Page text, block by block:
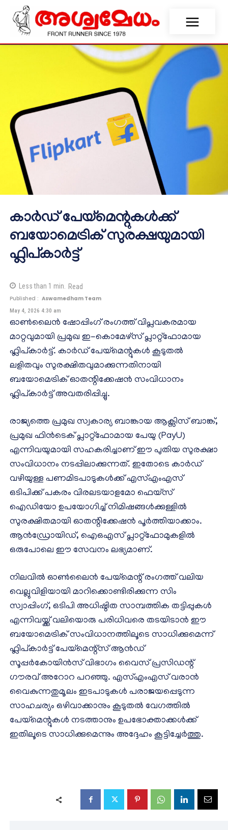
കാർഡ് പേയ്‌മെന്റുകൾക്ക്
ബയോമെട്രിക് സുരക്ഷയുമായി
ഫ്ലിപ്കാർട്ട്
Less than 1 min. Read
Published : Aswamedham Team
May 4, 2026 4:30 am
ഓൺലൈൻ ഷോപ്പിംഗ് രംഗത്ത് വിപ്ലവകരമായ
മാറ്റവുമായി പ്രമുഖ ഇ-കൊമേഴ്‌സ് പ്ലാറ്റ്‌ഫോമായ
ഫ്ലിപ്കാർട്ട്. കാർഡ് പേയ്‌മെന്റുകൾ കൂടുതൽ
ലളിതവും സുരക്ഷിതവുമാക്കുന്നതിനായി
ബയോമെട്രിക് ഓതന്റിക്കേഷൻ സംവിധാനം
ഫ്ലിപ്കാർട്ട് അവതരിപ്പിച്ചു.
രാജ്യത്തെ പ്രമുഖ സ്വകാര്യ ബാങ്കായ ആക്സിസ് ബാങ്ക്,
പ്രമുഖ ഫിൻടെക് പ്ലാറ്റ്‌ഫോമായ പേയു (PayU)
എന്നിവയുമായി സഹകരിച്ചാണ് ഈ പുതിയ സുരക്ഷാ
സംവിധാനം നടപ്പിലാക്കുന്നത്. ഇതോടെ കാർഡ്
വഴിയുള്ള പണമിടപാടുകൾക്ക് എസ്എംഎസ്
ഒടിപിക്ക് പകരം വിരലടയാളമോ ഫെയ്‌സ്
ഐഡിയോ ഉപയോഗിച്ച്‌ നിമിഷങ്ങൾക്കുള്ളിൽ
സുരക്ഷിതമായി ഓതന്റിക്കേഷൻ പൂർത്തിയാക്കാം.
ആൻഡ്രോയിഡ്, ഐഒഎസ് പ്ലാറ്റ്‌ഫോമുകളിൽ
ഒരുപോലെ ഈ സേവനം ലഭ്യമാണ്.
നിലവിൽ ഓൺലൈൻ പേയ്‌മെന്റ് രംഗത്ത് വലിയ
വെല്ലുവിളിയായി മാറിക്കൊണ്ടിരിക്കുന്ന സിം
സ്വാപ്പിംഗ്, ഒടിപി അധിഷ്ഠിത സാമ്പത്തിക തട്ടിപ്പുകൾ
എന്നിവയ്ക്ക് വലിയൊരു പരിധിവരെ തടയിടാൻ ഈ
ബയോമെട്രിക് സംവിധാനത്തിലൂടെ സാധിക്കുമെന്ന്
ഫ്ലിപ്കാർട്ട് പേയ്‌മെന്റ്‌സ് ആൻഡ്
സൂപ്പർകോയിൻസ് വിഭാഗം വൈസ് പ്രസിഡന്റ്
ഗൗരവ് അറോറ പറഞ്ഞു. എസ്എംഎസ് വരാൻ
വൈകുന്നതുമൂലം ഇടപാടുകൾ പരാജയപ്പെടുന്ന
സാഹചര്യം ഒഴിവാക്കാനും കൂടുതൽ വേഗത്തിൽ
പേയ്‌മെന്റുകൾ നടത്താനും ഉപഭോക്താക്കൾക്ക്
ഇതിലൂടെ സാധിക്കുമെന്നും അദ്ദേഹം കൂട്ടിച്ചേർത്തു.